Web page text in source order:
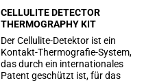
CELLULITE DETECTOR
THERMOGRAPHY KIT
Der Cellulite-Detektor ist ein
Kontakt-Thermografie-System,
das durch ein internationales
Patent geschützt ist, für das